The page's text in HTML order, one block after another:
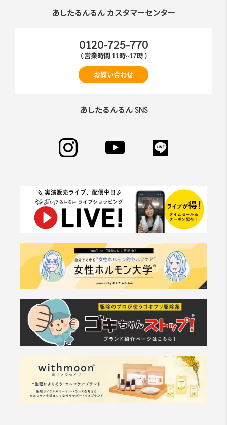
あしたるんるん カスタマーセンター
0120-725-770
( 営業時間 11時~17時 )
お問い合わせ
あしたるんるん SNS